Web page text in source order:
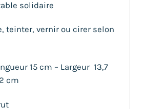
solidaire
teinter, vernir ou cirer selon
15 cm – Largeur 13,7
cm